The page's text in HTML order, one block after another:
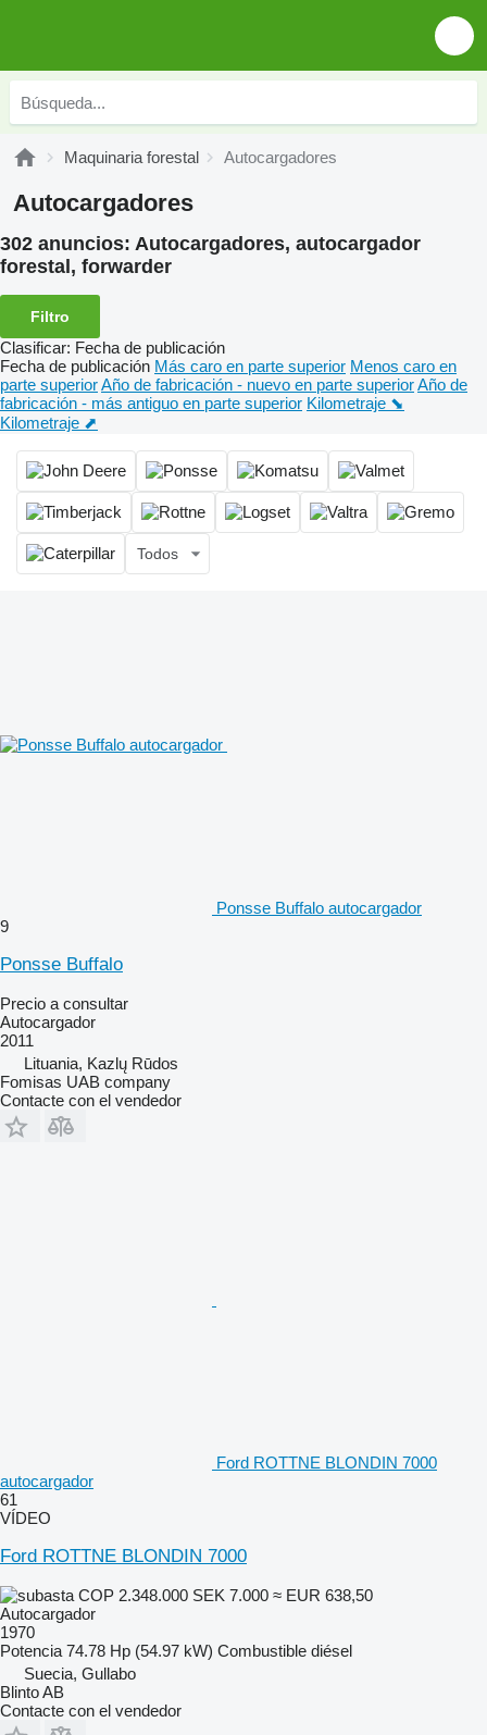
Maquinaria forestal Autocargadores
Autocargadores
302 anuncios: Autocargadores, autocargador
forestal, forwarder
Filtro
Clasificar: Fecha de publicación
Fecha de publicación Más caro en parte superior Menos caro en
parte superiorAño de fabricación - nuevo en parte superiorAño de
fabricación - más antiguo en parte superior Kilometraje ⬊
Kilometraje ⬈
Todos
Ponsse Buffalo autocargador
9
Ponsse Buffalo
Precio a consultar
Autocargador
2011
Lituania, Kazlų Rūdos
Fomisas UAB company
Contacte con el vendedor
Ford ROTTNE BLONDIN 7000
autocargador
61
VÍDEO
Ford ROTTNE BLONDIN 7000
COP 2.348.000 SEK 7.000 ≈ EUR 638,50
Autocargador
1970
Potencia 74.78 Hp (54.97 kW) Combustible diésel
Suecia, Gullabo
Blinto AB
Contacte con el vendedor